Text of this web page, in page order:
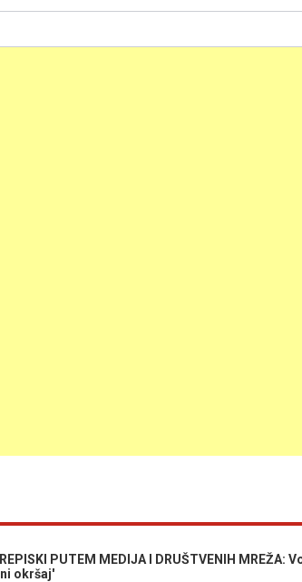
PUTEM MEDIJA I DRUŠTVENIH MREŽA:
okršaj'